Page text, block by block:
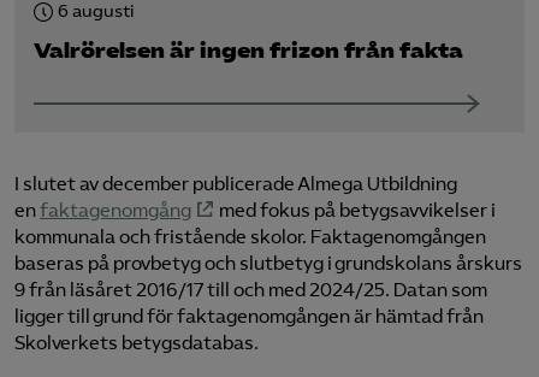
6 augusti
Valrörelsen är ingen frizon från fakta
I slutet av december publicerade Almega Utbildning
enfaktagenomgång
med fokus på betygsavvikelser i
kommunala och fristående skolor. Faktagenomgången
baseras på provbetyg och slutbetyg i grundskolans årskurs
9 från läsåret 2016/17 till och med 2024/25. Datan som
ligger till grund för faktagenomgången är hämtad från
Skolverkets betygsdatabas.